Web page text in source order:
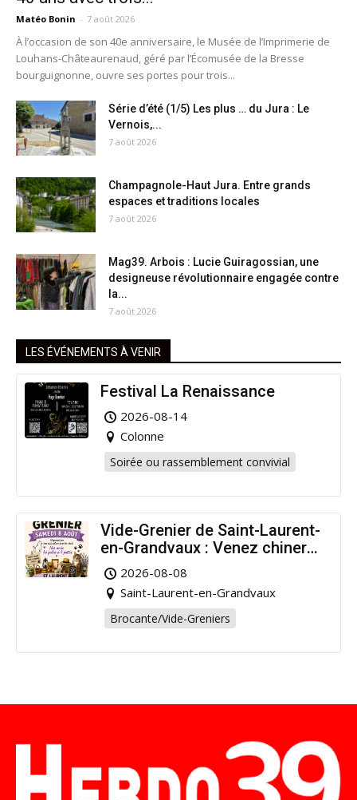
Matéo Bonin - 7 août 2026
À l’occasion de son 40e anniversaire, le Musée de l’Imprimerie de
Louhans-Châteaurenaud, géré par l’Écomusée de la Bresse
bourguignonne, ouvre ses portes pour trois...
Série d’été (1/5) Les plus … du Jura : Le
Vernois,...
7 août 2026
Champagnole-Haut Jura. Entre grands
espaces et traditions locales
7 août 2026
Mag39. Arbois : Lucie Guiragossian, une
designeuse révolutionnaire engagée contre
la...
7 août 2026
LES ÉVÉNEMENTS À VENIR
Festival La Renaissance
2026-08-14
Colonne
Soirée ou rassemblement convivial
Vide-Grenier de Saint-Laurent-
en-Grandvaux : Venez chiner
pour la bonne cause !
2026-08-08
Saint-Laurent-en-Grandvaux
Brocante/Vide-Greniers